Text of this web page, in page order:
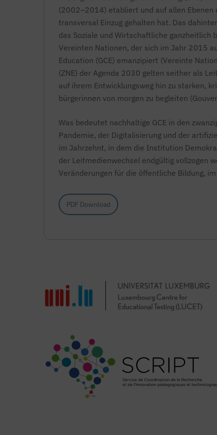
(2002–2014) etabliert und auf allen Ebenen
transversal Einzug gehalten hat. Das
das Soziale und Wirtschaftliche
Vereinten Nationen, der sich im Jahr 2015
Education (GCE) emanzipiert (Vereinte
(ZNE) der Agenda 2030 gelten seither als
auf ihrem Entwicklungsweg hin zu starken,
bürgerinnen von morgen zu begleiten
Was bedeutet nachhaltige GCE in den
Pandemie, der Digitalisierung und der
im Jahrzehnt, in dem die Institution
der Leitmedienwechsel endgültig vollzogen
Veränderungen für die öffentliche Bildung,
PDF Download